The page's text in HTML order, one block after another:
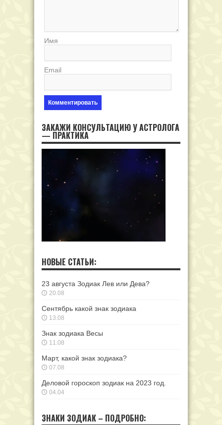
Имя
Email
ЗАКАЖИ КОНСУЛЬТАЦИЮ У АСТРОЛОГА
— ПРАКТИКА
НОВЫЕ СТАТЬИ:
23 августа Зодиак Лев или Дева?
20.08
Сентябрь какой знак зодиака
13.08
Знак зодиака Весы
11.08
Март, какой знак зодиака?
07.08
Деловой гороскоп зодиак на 2023 год.
04.04
ЗНАКИ ЗОДИАК – ПОДРОБНО: